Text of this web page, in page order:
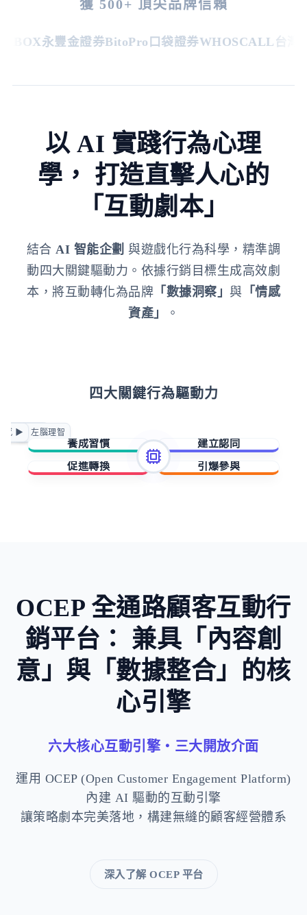
獲 500+ 頂尖品牌信賴
永豐金證券BitoPro口袋證券WHOSCALL台灣虎
以 AI 實踐行為心理
學， 打造直擊人心的
「互動劇本」
結合 AI 智能企劃 與遊戲化行為科學，精準調
動四大關鍵驅動力。依據行銷目標生成高效劇
本，將互動轉化為品牌 「數據洞察」 與 「情感
資產」
。
四大關鍵行為驅動力
正向賦能
急迫驅動
◀ 左腦理智
感 ▶
養成習慣
擁有與成就
建立認同
歸屬與賦能
促進轉換 引爆參與
OCEP 全通路顧客互動行
銷平台： 兼具「內容創
意」與「數據整合」的核
心引擎
六大核心互動引擎・三大開放介面
運用 OCEP (Open Customer Engagement Platform)
內建 AI 驅動的互動引擎
讓策略劇本完美落地，構建無縫的顧客經營體系
深入了解 OCEP 平台